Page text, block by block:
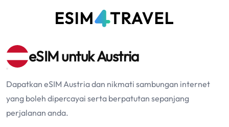
eSIM untuk Austria
Dapatkan eSIM Austria dan nikmati sambungan internet
yang boleh dipercayai serta berpatutan sepanjang
perjalanan anda.